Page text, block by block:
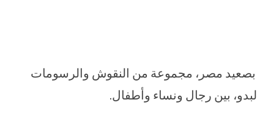
مصر، مجموعة من النقوش والرسومات